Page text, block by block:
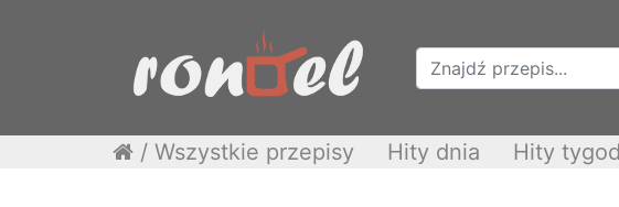
/ Wszystkie przepisy Hity dnia Hity